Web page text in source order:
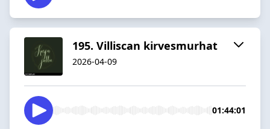
195. Villiscan kirvesmurhat
2026-04-09
01:44:01